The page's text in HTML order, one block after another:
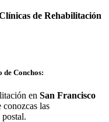
de Rehabilitación
de Conchos:
en San Francisco
conozcas las